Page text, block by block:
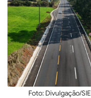
Foto: Divulgação/SIE